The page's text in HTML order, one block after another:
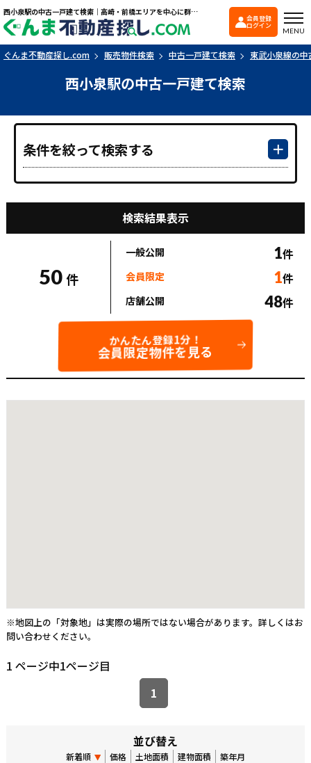
西小泉駅の中古一戸建て検索｜高崎・前橋エリアを中心に群馬県の戸建て・マンションを探すなら「ぐんま不動産探し.com」
ぐんま不動産探し
会員登録
ログイン
MENU
ぐんま不動産探し.com 販売物件検索 中古一戸建て検索 東武小泉線の
西小泉駅の中古一戸建て検索
条件を絞って検索する
検索結果表示
50 件
一般公開 1件
会員限定 1件
店舗公開 48件
かんたん登録1分！
会員限定物件を見る
※地図上の「対象地」は実際の場所ではない場合があります。詳しくはお
問い合わせください。
1 ページ中1ページ目
1
並び替え
新着順 価格 土地面積 建物面積 築年月